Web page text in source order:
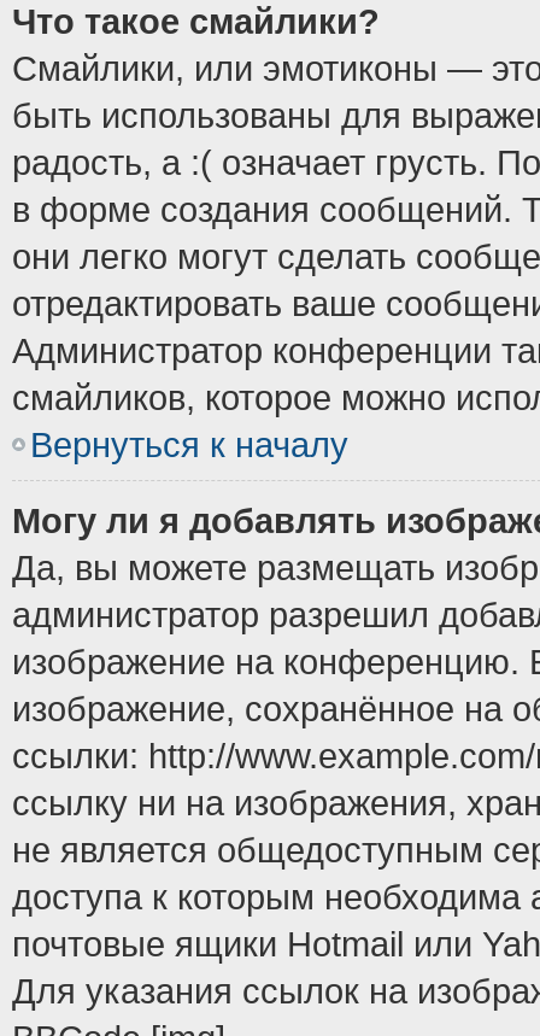
Что такое смайлики?
Смайлики, или эмотиконы —
быть использованы для
радость, а :( означает грусть.
в форме создания сообщений.
они легко могут сделать
отредактировать ваше
Администратор конференции
смайликов, которое можно
Вернуться к началу
Могу ли я добавлять
Да, вы можете размещать
администратор разрешил
изображение на конференцию.
изображение, сохранённое на
ссылки: http://
ссылку ни на изображения,
не является общедоступным
доступа к которым
почтовые ящики Hotmail или
Для указания ссылок на